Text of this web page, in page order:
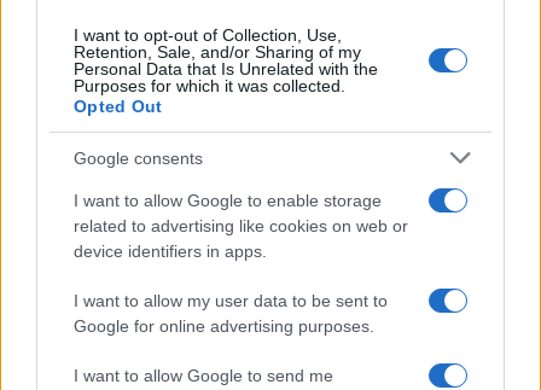
I want to opt-out of Collection, Use,
Retention, Sale, and/or Sharing of my
Personal Data that Is Unrelated with the
Purposes for which it was collected.
Opted Out
Google consents
I want to allow Google to enable storage
related to advertising like cookies on web or
device identifiers in apps.
I want to allow my user data to be sent to
Google for online advertising purposes.
I want to allow Google to send me